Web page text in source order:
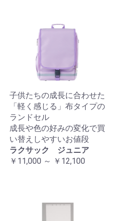
子供たちの成長に合わせた
「軽く感じる」布タイプの
ランドセル
成長や色の好みの変化で買
い替えしやすいお値段
ラクサック ジュニア
￥11,000 ～ ￥12,100